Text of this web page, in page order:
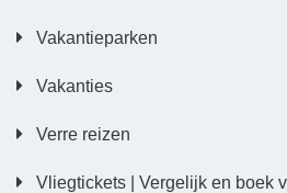
Vakantieparken
Vakanties
Verre reizen
Vliegtickets | Vergelijk en boek